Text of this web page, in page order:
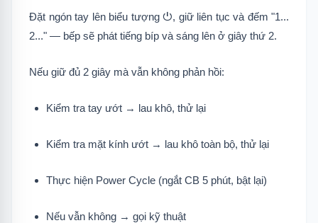
Đặt ngón tay lên biểu tượng ⏻, giữ liên tục và đếm "1...
2..." — bếp sẽ phát tiếng bíp và sáng lên ở giây thứ 2.
Nếu giữ đủ 2 giây mà vẫn không phản hồi:
Kiểm tra tay ướt → lau khô, thử lại
Kiểm tra mặt kính ướt → lau khô toàn bộ, thử lại
Thực hiện Power Cycle (ngắt CB 5 phút, bật lại)
Nếu vẫn không → gọi kỹ thuật